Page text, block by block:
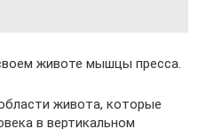
животе мышцы пресса.
живота, которые
в вертикальном